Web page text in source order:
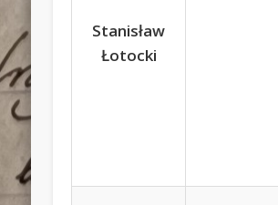
Stanisław
Łotocki